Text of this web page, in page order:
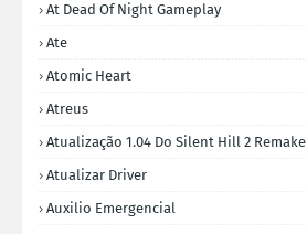
At Dead Of Night Gameplay
Ate
Atomic Heart
Atreus
Atualização 1.04 Do Silent Hill 2 Remake
Atualizar Driver
Auxilio Emergencial